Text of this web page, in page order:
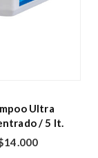
Ultra
/ 5 lt.
14.000